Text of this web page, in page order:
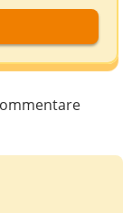
Antwort